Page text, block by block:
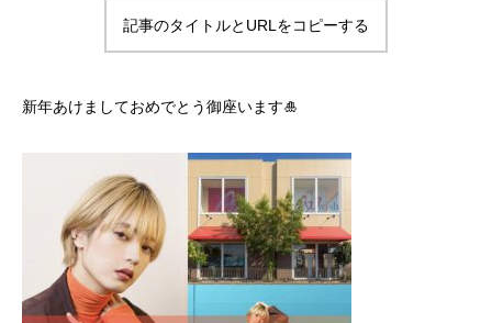
プライバシーポリシー
ブログ
記事のタイトルとURLをコピーする
新年あけましておめでとう御座います🎍